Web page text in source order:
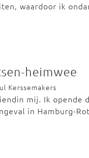
waardoor ik
heimwee
Kerssemakers
mij. Ik
in Hamburg-